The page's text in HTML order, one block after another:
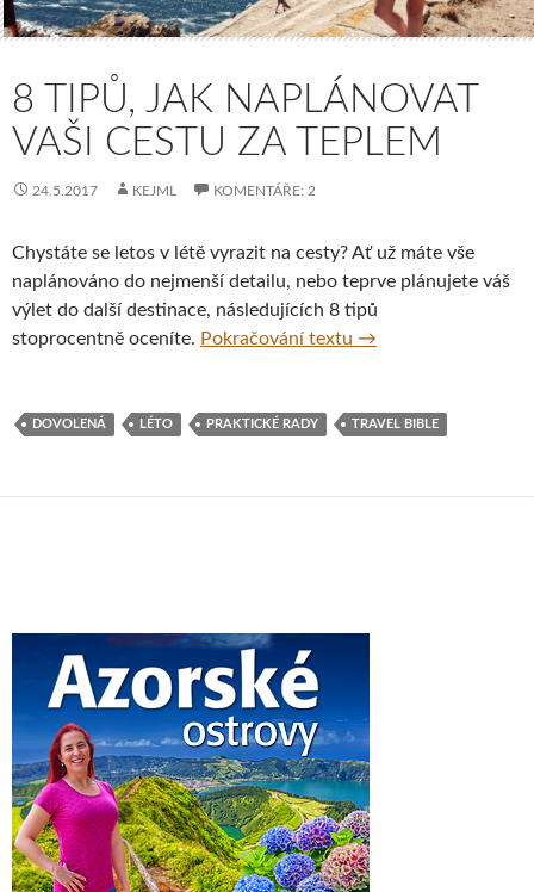
8 TIPŮ, JAK NAPLÁNOVAT
VAŠI CESTU ZA TEPLEM
24.5.2017 KEJML KOMENTÁŘE: 2
Chystáte se letos v létě vyrazit na cesty? Ať už máte vše
naplánováno do nejmenší detailu, nebo teprve plánujete váš
výlet do další destinace, následujících 8 tipů
stoprocentně oceníte. Pokračování textu 8 tipů, jak
→
DOVOLENÁ LÉTO PRAKTICKÉ RADY TRAVEL BIBLE